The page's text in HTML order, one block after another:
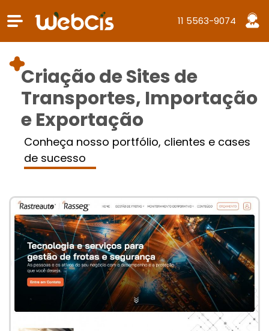
11 5563-9074
Criação de Sites de
Transportes, Importação
e Exportação
Conheça nosso portfólio, clientes e cases
de sucesso